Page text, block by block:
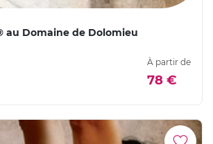
au Domaine de Dolomieu
À partir de
78 €